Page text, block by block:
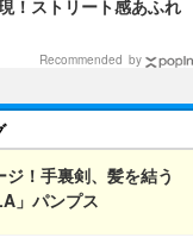
！ストリート感あふれ
見逃せない☆ 「洒落C
Recommended by
ジ！手裏剣、髪を結う
」パンプス